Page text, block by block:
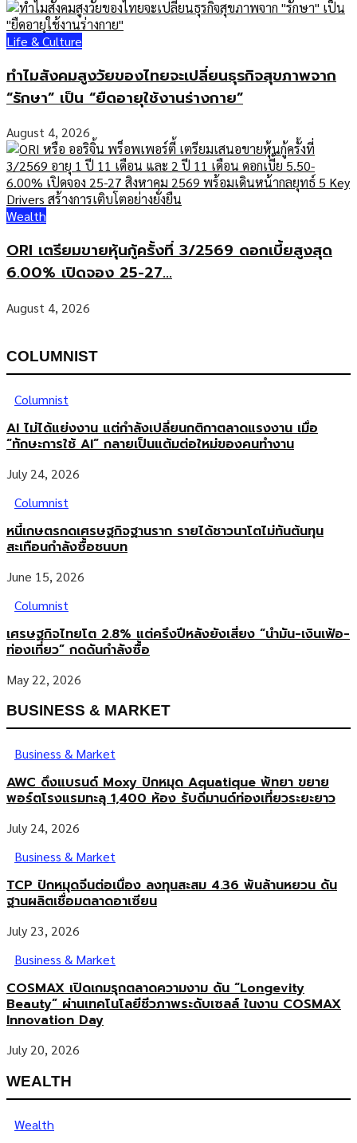
Life & Culture
ทำไมสังคมสูงวัยของไทยจะเปลี่ยนธุรกิจสุขภาพจาก
“รักษา” เป็น “ยืดอายุใช้งานร่างกาย”
August 4, 2026
Wealth
ORI เตรียมขายหุ้นกู้ครั้งที่ 3/2569 ดอกเบี้ยสูงสุด
6.00% เปิดจอง 25-27...
August 4, 2026
COLUMNIST
Columnist
AI ไม่ได้แย่งงาน แต่กำลังเปลี่ยนกติกาตลาดแรงงาน เมื่อ
“ทักษะการใช้ AI” กลายเป็นแต้มต่อใหม่ของคนทำงาน
July 24, 2026
Columnist
หนี้เกษตรกดเศรษฐกิจฐานราก รายได้ชาวนาโตไม่ทันต้นทุน
สะเทือนกำลังซื้อชนบท
June 15, 2026
Columnist
เศรษฐกิจไทยโต 2.8% แต่ครึ่งปีหลังยังเสี่ยง “น้ำมัน-เงินเฟ้อ-
ท่องเที่ยว” กดดันกำลังซื้อ
May 22, 2026
BUSINESS & MARKET
Business & Market
AWC ดึงแบรนด์ Moxy ปักหมุด Aquatique พัทยา ขยาย
พอร์ตโรงแรมทะลุ 1,400 ห้อง รับดีมานด์ท่องเที่ยวระยะยาว
July 24, 2026
Business & Market
TCP ปักหมุดจีนต่อเนื่อง ลงทุนสะสม 4.36 พันล้านหยวน ดัน
ฐานผลิตเชื่อมตลาดอาเซียน
July 23, 2026
Business & Market
COSMAX เปิดเกมรุกตลาดความงาม ดัน “Longevity
Beauty” ผ่านเทคโนโลยีชีวภาพระดับเซลล์ ในงาน COSMAX
Innovation Day
July 20, 2026
WEALTH
Wealth